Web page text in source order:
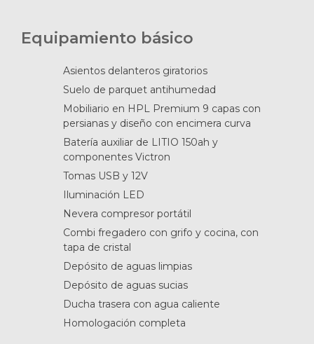
Equipamiento básico
Asientos delanteros giratorios
Suelo de parquet antihumedad
Mobiliario en HPL Premium 9 capas con
persianas y diseño con encimera curva
Batería auxiliar de LITIO 150ah y
componentes Victron
Tomas USB y 12V
Iluminación LED
Nevera compresor portátil
Combi fregadero con grifo y cocina, con
tapa de cristal
Depósito de aguas limpias
Depósito de aguas sucias
Ducha trasera con agua caliente
Homologación completa